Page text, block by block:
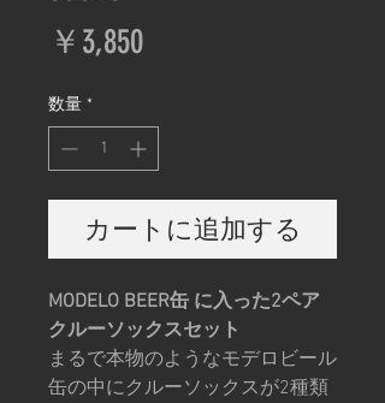
￥3,850価
数量 *
カートに追加する
MODELO BEER缶 に入った2ペア
クルーソックスセット
まるで本物のようなモデロビール
缶の中にクルーソックスが2種類